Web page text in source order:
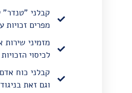
קבלני "טנדר"
מפרים זכויות
מזמיני
לכיסוי
קבלני כוח
וגם זאת